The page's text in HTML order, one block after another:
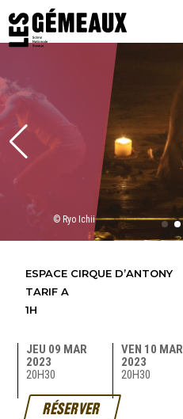
© Ryo Ichii
ESPACE CIRQUE D’ANTONY
TARIF A
1H
JEU 09 MAR
2023
20H30
VEN 10 MAR
2023
20H30
RÉSERVER